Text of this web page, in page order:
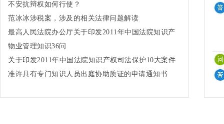
不安抗辩权如何行使？
范冰冰涉税案，涉及的相关法律问题解读
最高人民法院办公厅关于印发2011年中国法院知识产
权司法保护10大案件和50件典型案例的通知
物业管理知识36问
关于印发2011年中国法院知识产权司法保护10大案件
和50件典型案例的通知法办〔2012〕91号
准许具有专门知识人员出庭协助质证的申请通知书